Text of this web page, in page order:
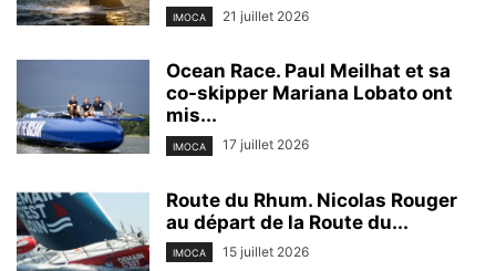
IMOCA 21 juillet 2026
Ocean Race. Paul Meilhat et sa
co-skipper Mariana Lobato ont
mis...
IMOCA 17 juillet 2026
Route du Rhum. Nicolas Rouger
au départ de la Route du...
IMOCA 15 juillet 2026